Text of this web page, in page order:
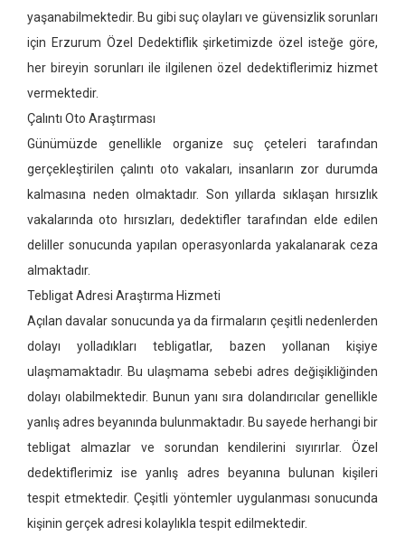
yaşanabilmektedir. Bu gibi suç olayları ve güvensizlik sorunları
için Erzurum Özel Dedektiflik şirketimizde özel isteğe göre,
her bireyin sorunları ile ilgilenen özel dedektiflerimiz hizmet
vermektedir.
Çalıntı Oto Araştırması
Günümüzde genellikle organize suç çeteleri tarafından
gerçekleştirilen çalıntı oto vakaları, insanların zor durumda
kalmasına neden olmaktadır. Son yıllarda sıklaşan hırsızlık
vakalarında oto hırsızları, dedektifler tarafından elde edilen
deliller sonucunda yapılan operasyonlarda yakalanarak ceza
almaktadır.
Tebligat Adresi Araştırma Hizmeti
Açılan davalar sonucunda ya da firmaların çeşitli nedenlerden
dolayı yolladıkları tebligatlar, bazen yollanan kişiye
ulaşmamaktadır. Bu ulaşmama sebebi adres değişikliğinden
dolayı olabilmektedir. Bunun yanı sıra dolandırıcılar genellikle
yanlış adres beyanında bulunmaktadır. Bu sayede herhangi bir
tebligat almazlar ve sorundan kendilerini sıyırırlar. Özel
dedektiflerimiz ise yanlış adres beyanına bulunan kişileri
tespit etmektedir. Çeşitli yöntemler uygulanması sonucunda
kişinin gerçek adresi kolaylıkla tespit edilmektedir.